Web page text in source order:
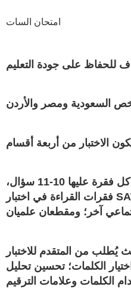
امتحان السات
للحفاظ على جودة التعليم
الاختبار من أربعة أقسام
يحتوي القسم على 52 سؤالًا وتبلغ مدته الزمنية 65 دقيقة، جميع الأسئلة هي اختيار من متعددة، وتستند إلى فقرات للقراءة عددها خمسة فقرات كل فقرة عليها 10-11 سؤال،
القراءة، حيث يُطلب من المتقدم للاختبار
الكلمات؛ تحسين تحليل
الكلمات وعلامات الترقيم